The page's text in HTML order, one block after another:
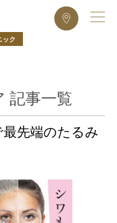
ック
記事一覧
先端のたるみ